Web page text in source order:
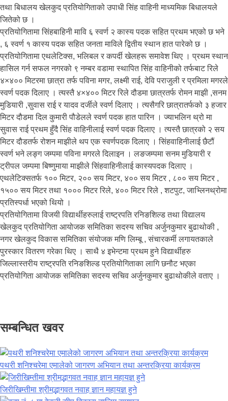
तथा बिधालय खेलकुद प्रतियोगिताको उपाधी सिंह वाहिनी माध्यमिक बिधालयले
जितेको छ ।
प्रतियोगितामा सिंहबाहिनी मावि ६ स्वर्ण २ कास्य पदक सहित प्रथम भएको छ भने
, ६ स्वर्ण १ कास्य पदक सहित जनता माविले द्वितीय स्थान हात पारेको छ ।
प्रतियोगितामा एथलेटिक्स, भलिबल र कपर्दी खेलहरू समावेश थिए । प्रथम स्थान
हासिल गर्न सफल नगरको ९ नम्बर वडामा स्थापित सिंह वाहिनीको तर्फबाट रिले
४×४०० मिटरमा छात्रा तर्फ पविना मगर, लक्ष्मी राई, देवि पराजुली र प्रमिला मगरले
स्वर्ण पदक दिलाए । त्यस्तै ४×४०० मिटर रिले दौडमा छात्रतर्फ रोमन माझी ,सनम
मुडियारी ,सुवास राई र यादव दर्जीले स्वर्ण दिलाए । त्यसैगरि छात्रातर्फको ३ हजार
मिटर दौडमा दिल कुमारी पौडेलले स्वर्ण पदक हात पारिन । ज्याभलिन थ्रो मा
सुवास राई प्रथम हुँदै सिंह वाहिनीलाई स्वर्ण पदक दिलाए । त्यस्तै छात्रको २ सय
मिटर दौडतर्फ रोशन माझीले थप एक स्वर्णपदक दिलाए । सिंहवाहिनीलाई छैटौं
स्वर्ण भने लङ्ग जम्पमा पविना मगरले दिलाइन । लङजम्पमा सनम मुडियारी र
ट्रीपल जम्पमा बिष्णुमाया माझीले सिंहवाहिनीलाई कास्यपदक दिलाए ।
एथलेटिक्सतर्फ १०० मिटर, २०० सय मिटर, ४०० सय मिटर , ८०० सय मिटर ,
१५०० सय मिटर तथा १००० मिटर रिले, ४०० मिटर रिले , शटपुट, जाभ्लिनथ्रोमा
प्रतिस्पर्धा भएको थियो ।
प्रतियोगितामा विजयी विद्यार्थीहरुलाई राष्ट्रपति रनिङशिल्ड तथा विद्यालय
खेलकुद प्रतियोगिता आयोजक समितिका सदस्य सचिव अर्जुनकुमार बुढाथोकी ,
नगर खेलकुद विकास समितिका संयोजक मणि लिम्बू , संचारकर्मी लगायतकाले
पुरस्कार वितरण गरेका थिए । साथै ४ इभेन्टमा प्रथम हुने विद्यार्थीहरु
जिल्लास्तरीय राष्ट्रपति रनिङशिल्ड प्रतियोगिताका लागि छनौट भएका
प्रतियोगिता आयोजक समितिका सदस्य सचिव अर्जुनकुमार बुढाथोकीले वताए ।
सम्बन्धित खवर
पथरी शनिश्चरेमा एमालेको जागरण अभियान तथा अन्तरक्रिया कार्यक्रम
जिरीखिम्तीमा श्रीमद्भागवत नवाह ज्ञान महायज्ञ हुने